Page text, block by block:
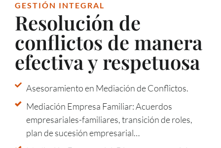
GESTIÓN INTEGRAL
Resolución de
conflictos de manera
efectiva y respetuosa
Asesoramiento en Mediación de Conflictos.
Mediación Empresa Familiar: Acuerdos
empresariales-familiares, transición de roles,
plan de sucesión empresarial…